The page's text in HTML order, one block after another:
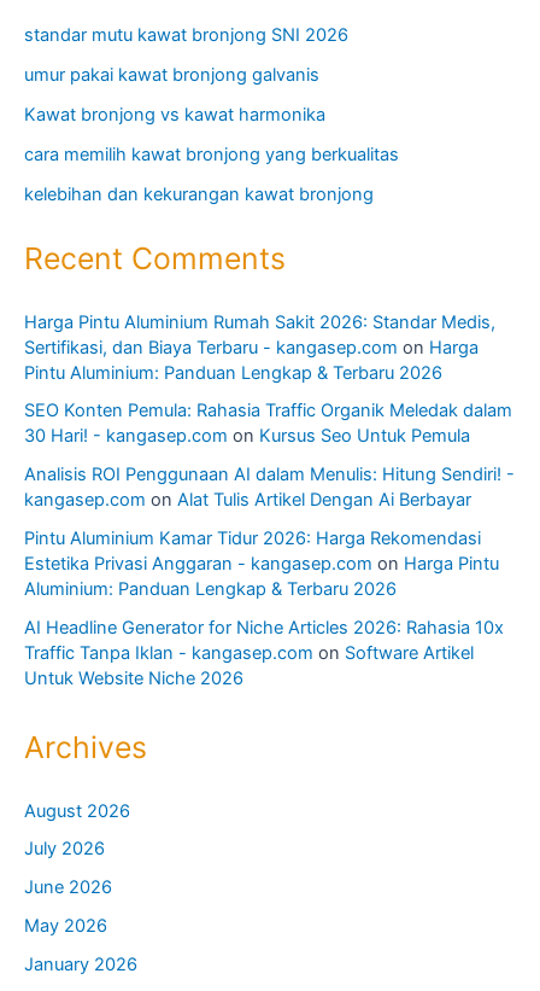
standar mutu kawat bronjong SNI 2026
umur pakai kawat bronjong galvanis
Kawat bronjong vs kawat harmonika
cara memilih kawat bronjong yang berkualitas
kelebihan dan kekurangan kawat bronjong
Recent Comments
Harga Pintu Aluminium Rumah Sakit 2026: Standar Medis,
Sertifikasi, dan Biaya Terbaru - kangasep.com on Harga
Pintu Aluminium: Panduan Lengkap & Terbaru 2026
SEO Konten Pemula: Rahasia Traffic Organik Meledak dalam
30 Hari! - kangasep.com on Kursus Seo Untuk Pemula
Analisis ROI Penggunaan AI dalam Menulis: Hitung Sendiri! -
kangasep.com on Alat Tulis Artikel Dengan Ai Berbayar
Pintu Aluminium Kamar Tidur 2026: Harga Rekomendasi
Estetika Privasi Anggaran - kangasep.com on Harga Pintu
Aluminium: Panduan Lengkap & Terbaru 2026
AI Headline Generator for Niche Articles 2026: Rahasia 10x
Traffic Tanpa Iklan - kangasep.com on Software Artikel
Untuk Website Niche 2026
Archives
August 2026
July 2026
June 2026
May 2026
January 2026